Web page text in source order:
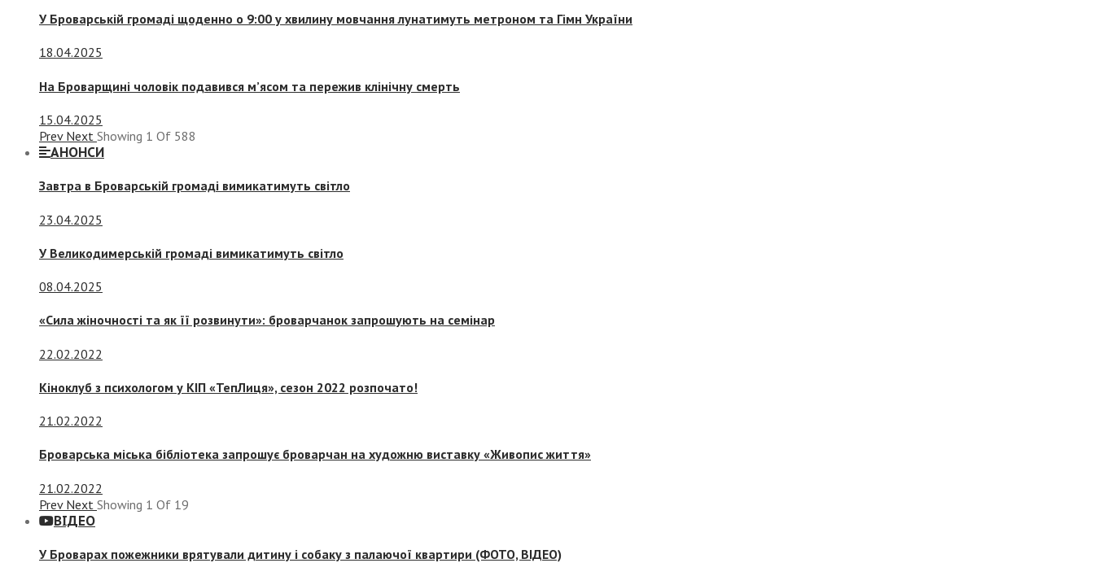
У Броварській громаді щоденно о 9:00 у хвилину мовчання лунатимуть метроном та Гімн України
18.04.2025
На Броварщині чоловік подавився м’ясом та пережив клінічну смерть
15.04.2025
Prev Next Showing 1 Of 588
АНОНСИ
Завтра в Броварській громаді вимикатимуть світло
23.04.2025
У Великодимерській громаді вимикатимуть світло
08.04.2025
«Сила жіночності та як її розвинути»: броварчанок запрошують на семінар
22.02.2022
Кіноклуб з психологом у КІП «ТепЛиця», сезон 2022 розпочато!
21.02.2022
Броварська міська бібліотека запрошує броварчан на художню виставку «Живопис життя»
21.02.2022
Prev Next Showing 1 Of 19
ВІДЕО
У Броварах пожежники врятували дитину і собаку з палаючої квартири (ФОТО, ВІДЕО)